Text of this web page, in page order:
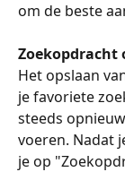
om de beste
Zoekopdracht
Het opslaan
je favoriete
steeds
voeren. Nadat
je op